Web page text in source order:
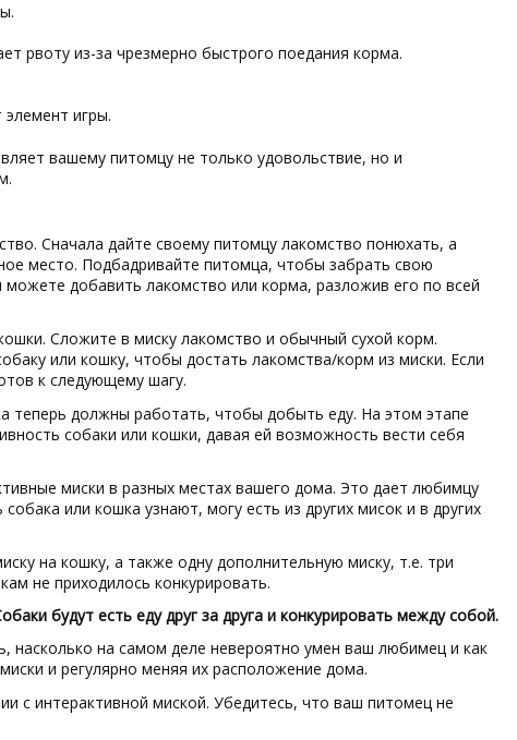
рвоту из-за чрезмерно быстрого поедания корма.
игры.
вашему питомцу не только удовольствие, но и
Сначала дайте своему питомцу лакомство понюхать, а
место. Подбадривайте питомца, чтобы забрать свою
добавить лакомство или корма, разложив его по всей
Сложите в миску лакомство и обычный сухой корм.
или кошку, чтобы достать лакомства/корм из миски. Если
к следующему шагу.
теперь должны работать, чтобы добыть еду. На этом этапе
собаки или кошки, давая ей возможность вести себя
миски в ​​разных местах вашего дома. Это дает любимцу
или кошка узнают, могу есть из других мисок и в других
на кошку, а также одну дополнительную миску, т.е. три
не приходилось конкурировать.
будут есть еду друг за друга и конкурировать между собой.
насколько на самом деле невероятно умен ваш любимец и как
и регулярно меняя их расположение дома.
с интерактивной миской. Убедитесь, что ваш питомец не